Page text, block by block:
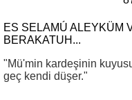
ES SELAMÚ ALEYKÜM
BERAKATUH...
"Mü'min kardeşinin
geç kendi düşer."